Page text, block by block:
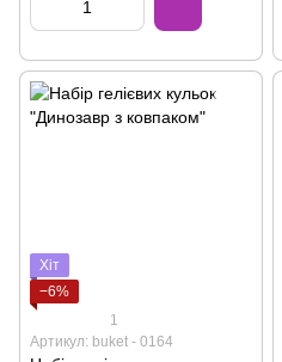
Хіт
−6%
1
Артикул: buket - 0164